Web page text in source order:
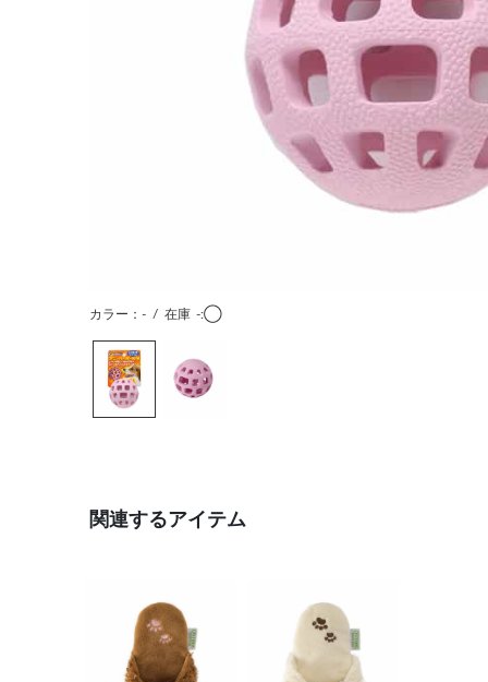
カラー：- / 在庫 -:◯
関連するアイテム